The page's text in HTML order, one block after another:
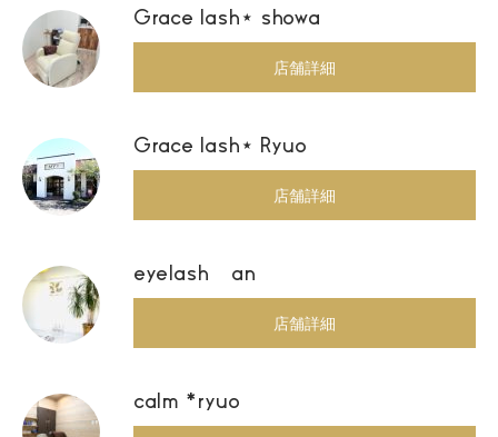
Grace lash⋆ showa
店舗詳細
Grace lash⋆ Ryuo
店舗詳細
eyelash an
店舗詳細
calm *ryuo